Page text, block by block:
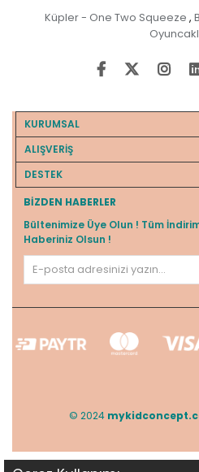
Küpler - One Two Squeeze ,
KURUMSAL
ALIŞVERİŞ
DESTEK
BIZDEN HABERLER
Bültenimize Üye Olun ! Tüm
Haberiniz Olsun !
© 2024